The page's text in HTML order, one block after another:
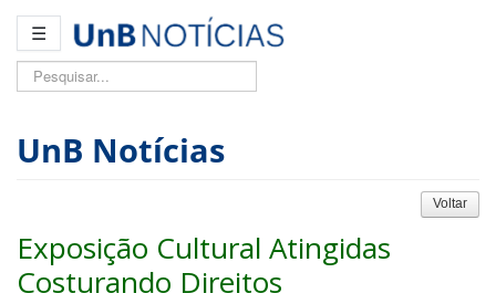
☰
Pesquisar...
UnB Notícias
Voltar
Exposição Cultural Atingidas
Costurando Direitos